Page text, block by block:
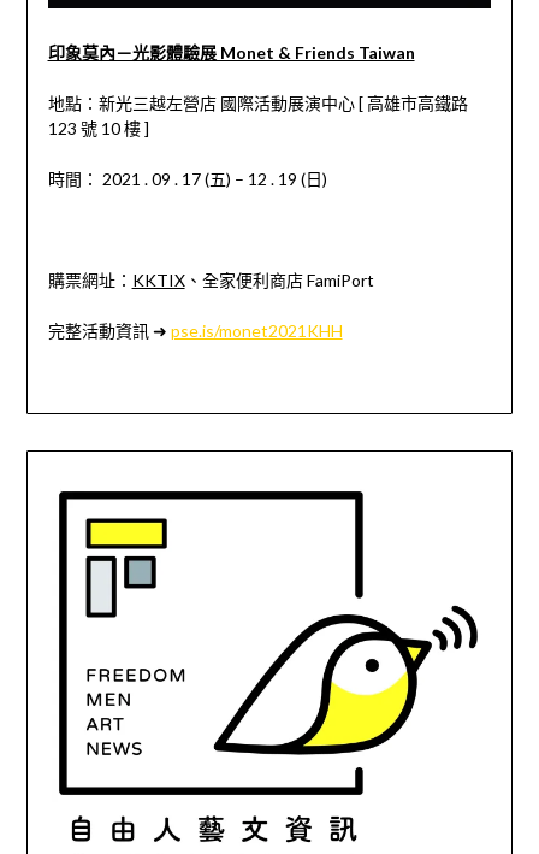
印象莫內－光影體驗展 Monet & Friends Taiwan
地點：新光三越左營店 國際活動展演中心[高雄市高鐵路
123 號10樓]
時間： 2021 . 09 . 17 (五) – 12 . 19 (日)
購票網址： KKTIX、全家便利商店FamiPort
完整活動資訊 ➜ pse.is/monet2021KHH